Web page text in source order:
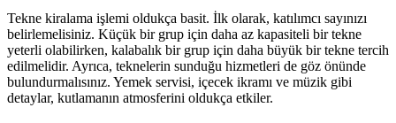
Tekne kiralama işlemi oldukça basit. İlk olarak, katılımcı sayınızı
belirlemelisiniz. Küçük bir grup için daha az kapasiteli bir tekne
yeterli olabilirken, kalabalık bir grup için daha büyük bir tekne tercih
edilmelidir. Ayrıca, teknelerin sunduğu hizmetleri de göz önünde
bulundurmalısınız. Yemek servisi, içecek ikramı ve müzik gibi
detaylar, kutlamanın atmosferini oldukça etkiler.